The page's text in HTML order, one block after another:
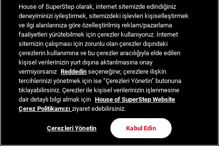
House of SuperStep olarak, internet sitemizde edindiğiniz
deneyiminizi iyileştirmek, sitemizdeki işlevleri kişiselleştirmek
ve ilgi alanlarınıza göre özelleştirilmiş reklam/pazarlama
faaliyetleri yürütebilmek için çerezler kullanıyoruz. İnternet
sitemizin çalışması için zorunlu olan çerezler dışındaki
çerezlerin kullanımına ve bu çerezler aracılığıyla elde edilen
kişisel verilerinizin yurt dışına aktarılmasına onay
vermiyorsanız Reddedin seçeneğine; çerezlere ilişkin
tercihlerinizi yönetmek için ise “Çerezleri Yönetin” butonuna
tıklayabilirsiniz. Çerezler ile kişisel verilerinizin işlenmesine
dair detaylı bilgi almak için House of SuperStep Website
Çerez Politikamızıziyaret edebilirsiniz.
Çerezleri Yönetin Kabul Edin